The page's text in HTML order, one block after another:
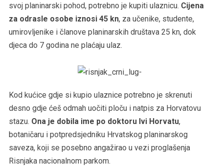
svoj planinarski pohod, potrebno je kupiti ulaznicu. Cijena
za odrasle osobe iznosi 45 kn, za učenike, studente,
umirovljenike i članove planinarskih društava 25 kn, dok
djeca do 7 godina ne plaćaju ulaz.
Kod kućice gdje si kupio ulaznice potrebno je skrenuti
desno gdje ćeš odmah uočiti ploču i natpis za Horvatovu
stazu. Ona je dobila ime po doktoru Ivi Horvatu,
botaničaru i potpredsjedniku Hrvatskog planinarskog
saveza, koji se posebno angažirao u vezi proglašenja
Risnjaka nacionalnom parkom.